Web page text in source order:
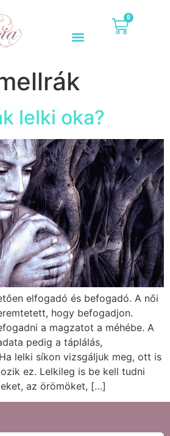
0
lelki oka?
elfogadó és befogadó. A női
hogy befogadjon.
a magzatot a méhébe. A
pedig a táplálás,
lelki síkon vizsgáljuk meg, ott is
ez. Lelkileg is be kell tudni
az örömöket, […]